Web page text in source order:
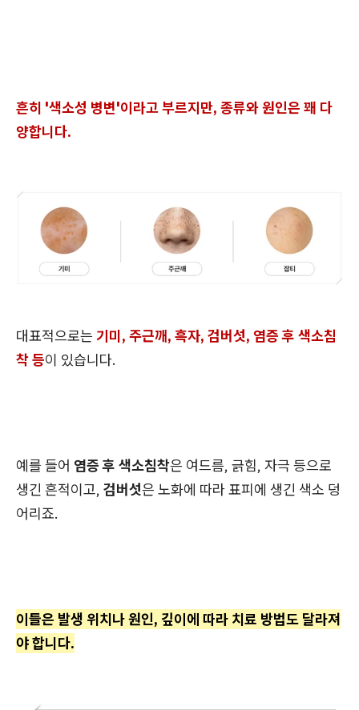
흔히 '색소성 병변'이라고 부르지만, 종류와 원인은 꽤 다
양합니다.
대표적으로는 기미, 주근깨, 흑자, 검버섯, 염증 후 색소침
착 등이 있습니다.
예를 들어 염증 후 색소침착은 여드름, 긁힘, 자극 등으로
생긴 흔적이고, 검버섯은 노화에 따라 표피에 생긴 색소 덩
어리죠.
이들은 발생 위치나 원인, 깊이에 따라 치료 방법도 달라져
야 합니다.